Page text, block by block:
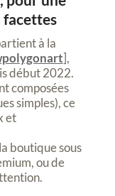
à la
],
début 2022.
composées
simples), ce
et
boutique sous
ou de